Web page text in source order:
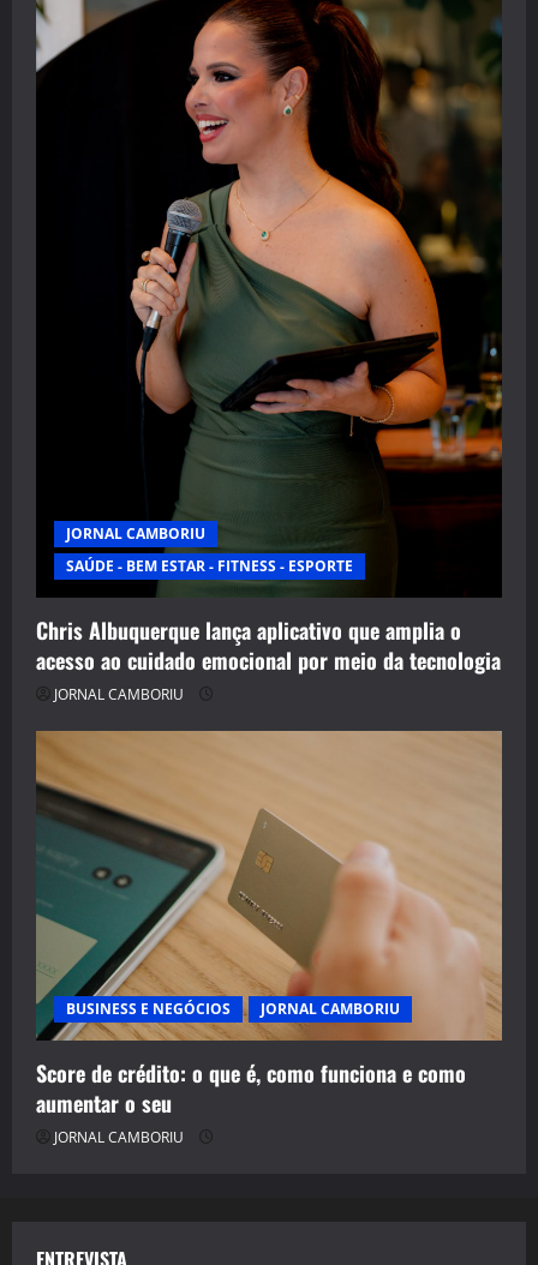
JORNAL CAMBORIU
SAÚDE - BEM ESTAR - FITNESS - ESPORTE
Chris Albuquerque lança aplicativo que amplia o
acesso ao cuidado emocional por meio da tecnologia
JORNAL CAMBORIU
BUSINESS E NEGÓCIOS JORNAL CAMBORIU
Score de crédito: o que é, como funciona e como
aumentar o seu
JORNAL CAMBORIU